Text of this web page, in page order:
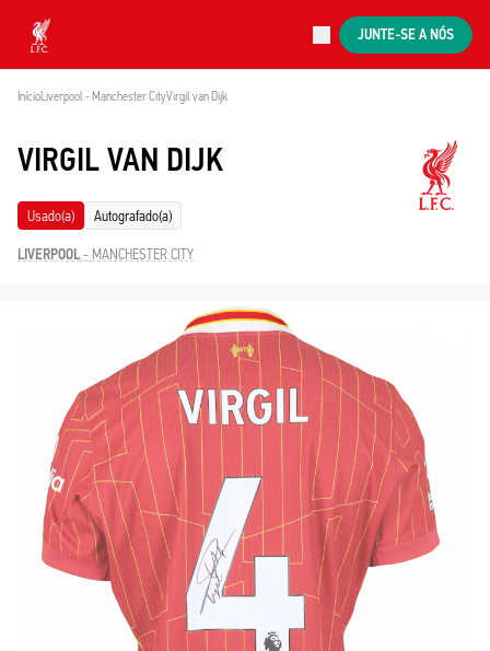
Now live
Liverpool
JUNTE-SE A NÓS
InícioLiverpool - Manchester CityVirgil van Dijk
VIRGIL VAN DIJK
Usado(a) Autografado(a)
LIVERPOOL- MANCHESTER CITY